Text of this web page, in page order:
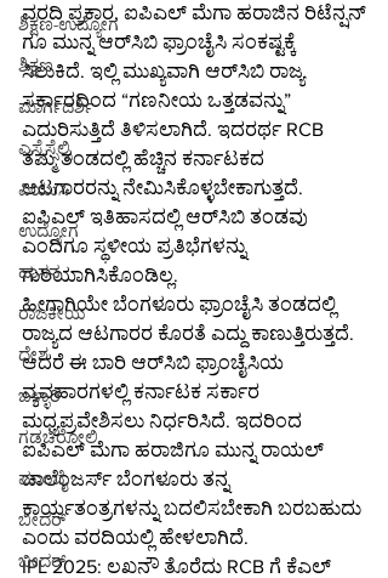
ಶಿಕ್ಷಣ-ಉದ್ಯೋಗ
ಶಿಕ್ಷಣ
ಮಾರ್ಗದರ್ಶಿ
ಎಸ್ಸೆಸ್ಸೆಲ್ಸಿ
ಪಿಯುಸಿ
ಉದ್ಯೋಗ
ಹಾಸನ
ರಾಜಕೀಯ
ದೇಶ
ಬಳ್ಳಾರಿ
ಗಡಚಿರೋಲಿ
ಮುಂಬೈ
ಬೀದರ್
ಬೀದರ್
ವರದಿ ಪ್ರಕಾರ, ಐಪಿಎಲ್ ಮೆಗಾ ಹರಾಜಿನ ರಿಟೆನ್ಷನ್​
ಗೂ ಮುನ್ನ ಆರ್​ಸಿಬಿ ಫ್ರಾಂಚೈಸಿ ಸಂಕಷ್ಟಕ್ಕೆ
ಸಿಲುಕಿದೆ. ಇಲ್ಲಿ ಮುಖ್ಯವಾಗಿ ಆರ್​ಸಿಬಿ ರಾಜ್ಯ
ಸರ್ಕಾರದಿಂದ “ಗಣನೀಯ ಒತ್ತಡವನ್ನು”
ಎದುರಿಸುತ್ತಿದೆ ತಿಳಿಸಲಾಗಿದೆ. ಇದರರ್ಥ RCB
ತಮ್ಮ ತಂಡದಲ್ಲಿ ಹೆಚ್ಚಿನ ಕರ್ನಾಟಕದ
ಆಟಗಾರರನ್ನು ನೇಮಿಸಿಕೊಳ್ಳಬೇಕಾಗುತ್ತದೆ.
ಐಪಿಎಲ್ ಇತಿಹಾಸದಲ್ಲಿ ಆರ್​ಸಿಬಿ ತಂಡವು
ಎಂದಿಗೂ ಸ್ಥಳೀಯ ಪ್ರತಿಭೆಗಳನ್ನು
ಗುರಿಯಾಗಿಸಿಕೊಂಡಿಲ್ಲ.
ಹೀಗಾಗಿಯೇ ಬೆಂಗಳೂರು ಫ್ರಾಂಚೈಸಿ ತಂಡದಲ್ಲಿ
ರಾಜ್ಯದ ಆಟಗಾರರ ಕೊರತೆ ಎದ್ದು ಕಾಣುತ್ತಿರುತ್ತದೆ.
ಆದರೆ ಈ ಬಾರಿ ಆರ್​ಸಿಬಿ ಫ್ರಾಂಚೈಸಿಯ
ವ್ಯವಹಾರಗಳಲ್ಲಿ ಕರ್ನಾಟಕ ಸರ್ಕಾರ
ಮಧ್ಯಪ್ರವೇಶಿಸಲು ನಿರ್ಧರಿಸಿದೆ. ಇದರಿಂದ
ಐಪಿಎಲ್ ಮೆಗಾ ಹರಾಜಿಗೂ ಮುನ್ನ ರಾಯಲ್
ಚಾಲೆಂಜರ್ಸ್ ಬೆಂಗಳೂರು ತನ್ನ
ಕಾರ್ಯತಂತ್ರಗಳನ್ನು ಬದಲಿಸಬೇಕಾಗಿ ಬರಬಹುದು
ಎಂದು ವರದಿಯಲ್ಲಿ ಹೇಳಲಾಗಿದೆ.
IPL 2025: ಲಖನೌ ತೊರೆದು RCB ಗೆ ಕೆಎಲ್